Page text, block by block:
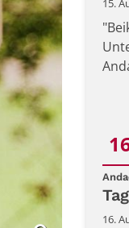
15.
16.